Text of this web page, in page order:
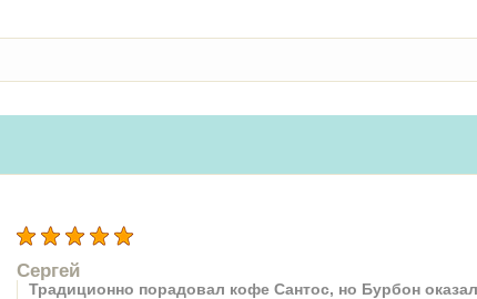
Сергей
Традиционно порадовал кофе Сантос, но Бурбон